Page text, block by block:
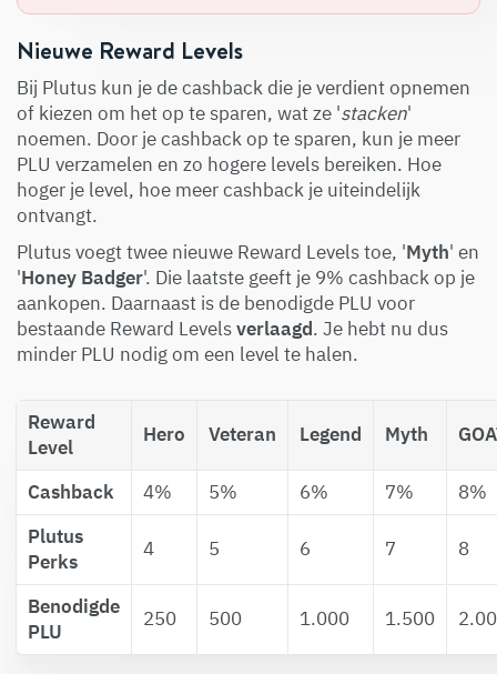
Nieuwe Reward Levels
Bij Plutus kun je de cashback die je verdient opnemen
of kiezen om het op te sparen, wat ze 'stacken'
noemen. Door je cashback op te sparen, kun je meer
PLU verzamelen en zo hogere levels bereiken. Hoe
hoger je level, hoe meer cashback je uiteindelijk
ontvangt.
Plutus voegt twee nieuwe Reward Levels toe, 'Myth' en
'Honey Badger'. Die laatste geeft je 9% cashback op je
aankopen. Daarnaast is de benodigde PLU voor
bestaande Reward Levelsverlaagd. Je hebt nu dus
minder PLU nodig om een level te halen.
Reward
Level
Hero Veteran Legend Myth
Cashback 4% 5% 6% 7%
8%
Plutus
Perks
4 5 6 7 8
Benodigde
PLU
250 500 1.000 1.500